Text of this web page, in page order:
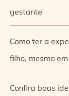
gestante
Como ter a
filho, mesmo
Confira boas